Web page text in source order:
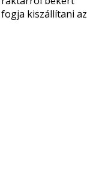
kiszállítani az